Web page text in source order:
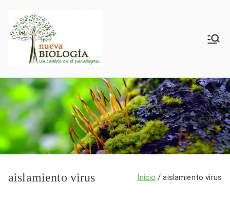
contenido
Biología
aislamiento virus Inicio aislamiento virus